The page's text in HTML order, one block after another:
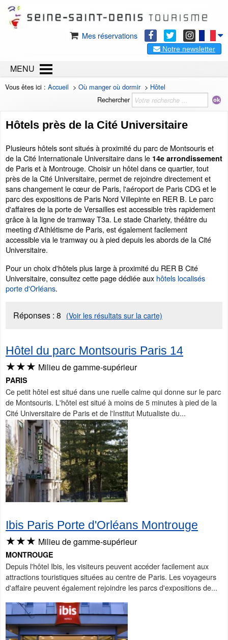
Mes réservations
Notre newsletter
MENU
Vous êtes ici : Accueil > Où manger où dormir> Hôtel
Rechercher
Hôtels près de la Cité Universitaire
Plusieurs hôtels sont situés à proximité du parc de Montsouris et
de la Cité Internationale Universitaire dans le 14e arrondissement
de Paris et à Montrouge. Choisir un hôtel dans ce quartier, tout
près de la Cité Universitaire, permet de rejoindre directement et
sans changement le cœur de Paris, l'aéroport de Paris CDG et le
parc des expositions de Paris Nord Villepinte en RER B. Le parc
d'affaires de la porte de Versailles est accessible très rapidement
grâce à la ligne de tramway T3a. Le stade Charlety, théâtre du
meeting d'Athlétisme de Paris, est également facilement
accessible via le tramway ou à pied depuis les abords de la Cité
Universitaire.
Pour un choix d'hôtels plus large à proximité du RER B Cité
Universitaire, consultez cette page dédiée aux hôtels localisés
porte d'Orléans.
Réponses : 8 (Voir les résultats sur la carte)
Hôtel du parc Montsouris Paris 14
★★★ Milieu de gamme-supérieur
PARIS
Ce petit hôtel est situé dans une ruelle calme qui donne sur le parc
de Montsouris. L'hôtel est situé à moins de 5 minutes à pied de la
Cité Universitaire de Paris et de l'Institut Mutualiste du...
Ibis Paris Porte d'Orléans Montrouge
★★★ Milieu de gamme-supérieur
MONTROUGE
Depuis l'hôtel Ibis, les visiteurs peuvent accéder facilement aux
attractions touristiques situées au centre de Paris. Les voyageurs
d'affaire peuvent également rejoindre les parcs d'expositions de...